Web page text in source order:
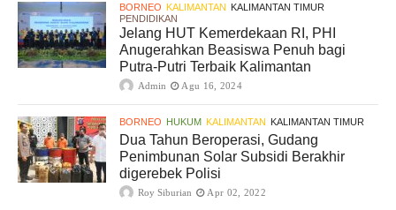
BORNEO KALIMANTAN KALIMANTAN TIMUR
PENDIDIKAN
Jelang HUT Kemerdekaan RI, PHI
Anugerahkan Beasiswa Penuh bagi
Putra-Putri Terbaik Kalimantan
Admin Agu 16, 2024
BORNEO HUKUM KALIMANTAN KALIMANTAN TIMUR
Dua Tahun Beroperasi, Gudang
Penimbunan Solar Subsidi Berakhir
digerebek Polisi
Roy Siburian Apr 02, 2022